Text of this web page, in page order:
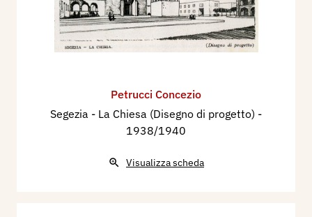
Petrucci Concezio
Segezia - La Chiesa (Disegno di progetto) -
1938/1940
Visualizza scheda